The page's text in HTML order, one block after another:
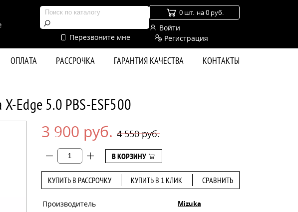
Перезвоните мне
0 шт. на 0 руб.
Войти
Регистрация
ОПЛАТА РАССРОЧКА ГАРАНТИЯ КАЧЕСТВА КОНТАКТЫ
Edge 5.0 PBS-ESF500
3 900 руб. 4 550 руб.
В КОРЗИНУ
КУПИТЬ В РАССРОЧКУ КУПИТЬ В 1 КЛИК СРАВНИТЬ
Производитель Mizuka